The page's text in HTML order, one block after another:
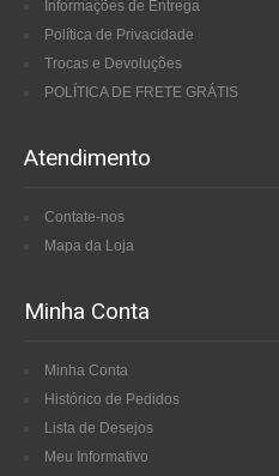
Informações de Entrega
Política de Privacidade
Trocas e Devoluções
POLÍTICA DE FRETE GRÁTIS
Atendimento
Contate-nos
Mapa da Loja
Minha Conta
Minha Conta
Histórico de Pedidos
Lista de Desejos
Meu Informativo